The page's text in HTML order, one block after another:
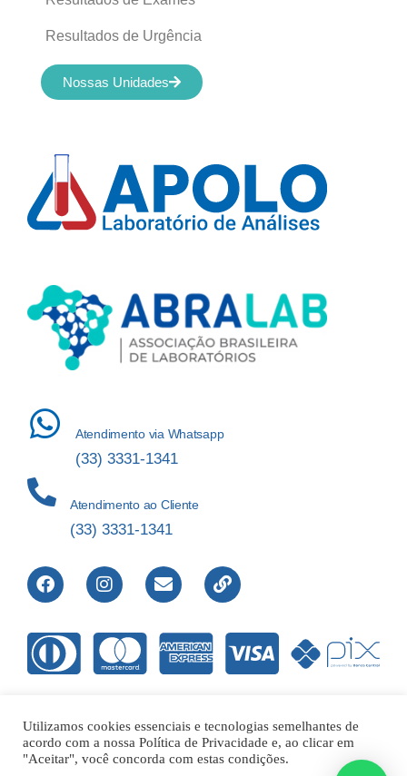
Atendimento via Whatsapp
(33) 3331-1341
Atendimento ao Cliente
(33) 3331-1341
Resultados de Urgência
Nossas Unidades
Direitos Reservados © 2012-2022 Laboratório de Análises Apolo
Utilizamos cookies essenciais e tecnologias semelhantes de
acordo com a nossa Política de Privacidade e, ao clicar em
"Aceitar", você concorda com estas condições.